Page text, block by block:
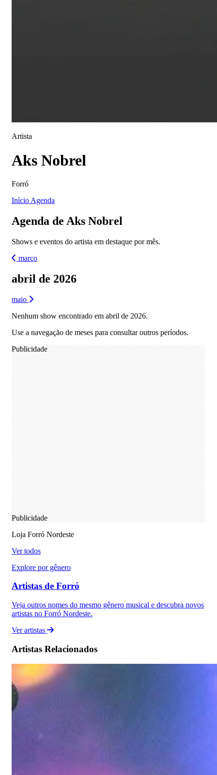
Artista
Aks Nobrel
Forró
Início Agenda
Agenda de Aks Nobrel
Shows e eventos do artista em destaque por mês.
março
abril de 2026
maio
Nenhum show encontrado em abril de 2026.
Use a navegação de meses para consultar outros períodos.
Publicidade
Publicidade
Loja Forró Nordeste
Ver todos
Explore por gênero
Artistas de Forró
Veja outros nomes do mesmo gênero musical e descubra novos
artistas no Forró Nordeste.
Ver artistas
Artistas Relacionados